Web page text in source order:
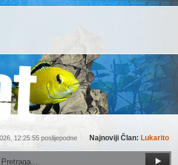
12:25:55 poslijepodne Najnoviji Član: Lukarito